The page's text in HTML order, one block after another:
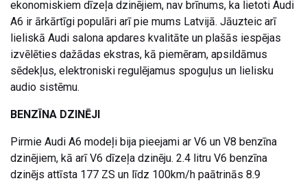
ekonomiskiem dīzeļa dzinējiem, nav brīnums, ka lietoti Audi
A6 ir ārkārtīgi populāri arī pie mums Latvijā. Jāuzteic arī
lieliskā Audi salona apdares kvalitāte un plašās iespējas
izvēlēties dažādas ekstras, kā piemēram, apsildāmus
sēdekļus, elektroniski regulējamus spoguļus un lielisku
audio sistēmu.
BENZĪNA DZINĒJI
Pirmie Audi A6 modeļi bija pieejami ar V6 un V8 benzīna
dzinējiem, kā arī V6 dīzeļa dzinēju. 2.4 litru V6 benzīna
dzinējs attīsta 177 ZS un līdz 100km/h paātrinās 8.9